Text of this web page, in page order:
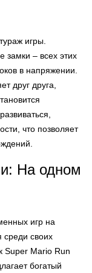
игры.
замки – всех этих
в напряжении.
друг друга,
что позволяет
На одном
игр на
среди своих
Super Mario Run
богатый